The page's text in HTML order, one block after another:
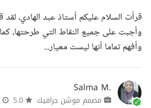
قرأت السلام عليكم أستاذ عبد الهادي،
وأجبت على جميع النقاط التي طرحتها،
وأفهم تماما أنها ليست معيار...
Salma M.
مصمم موشن جرافيك